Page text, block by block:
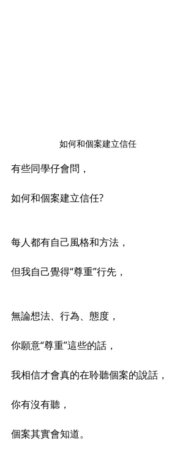
如何和個案建立信任
有些同學仔會問，
如何和個案建立信任?
每人都有自己風格和方法，
但我自己覺得“尊重”行先，
無論想法、行為、態度，
你願意“尊重”這些的話，
我相信才會真的在聆聽個案的說話，
你有沒有聽，
個案其實會知道。